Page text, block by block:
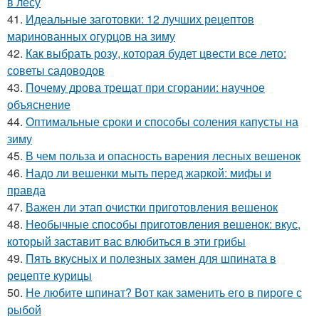
41. Идеальные заготовки: 12 лучших рецептов
маринованных огурцов на зиму
42. Как выбрать розу, которая будет цвести все лето:
советы садоводов
43. Почему дрова трещат при сгорании: научное
объяснение
44. Оптимальные сроки и способы соления капусты на
зиму
45. В чем польза и опасность варения лесных вешенок
46. Надо ли вешенки мыть перед жаркой: мифы и
правда
47. Важен ли этап очистки приготовления вешенок
48. Необычные способы приготовления вешенок: вкус,
который заставит вас влюбиться в эти грибы
49. Пять вкусных и полезных замен для шпината в
рецепте курицы
50. Не любите шпинат? Вот как заменить его в пироге с
рыбой